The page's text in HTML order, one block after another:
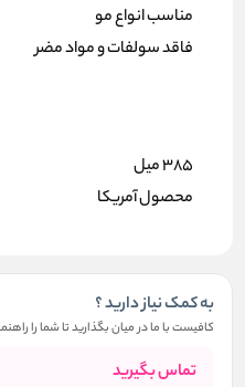
مناسب انواع مو
فاقد سولفات و مواد مضر
385 میل
محصول آمریکا
به کمک نیاز دارید ؟
کافیست با ما در میان بگذارید تا شما را
تماس بگیرید